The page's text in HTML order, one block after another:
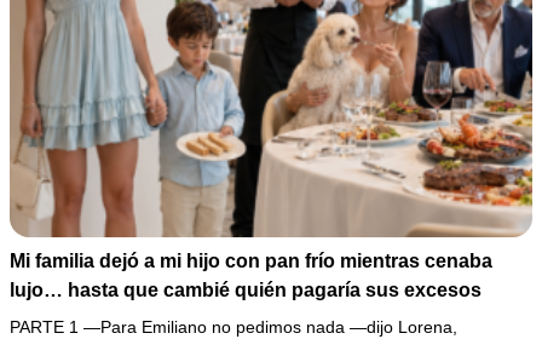
Mi familia dejó a mi hijo con pan frío mientras cenaba
lujo… hasta que cambié quién pagaría sus excesos
PARTE 1 —Para Emiliano no pedimos nada —dijo Lorena,